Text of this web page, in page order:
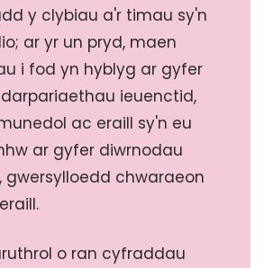
y clybiau a'r timau sy'n
ar yr un pryd, maen
i fod yn hyblyg ar gyfer
ieuenctid,
ac eraill sy'n eu
ar gyfer diwrnodau
gwersylloedd chwaraeon
o ran cyfraddau